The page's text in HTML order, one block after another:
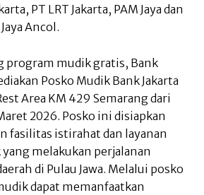
PT LRT Jakarta, PAM Jaya dan
Ancol.
program mudik gratis, Bank
Posko Mudik Bank Jakarta
Area KM 429 Semarang dari
2026. Posko ini disiapkan
fasilitas istirahat dan layanan
melakukan perjalanan
di Pulau Jawa. Melalui posko
dapat memanfaatkan